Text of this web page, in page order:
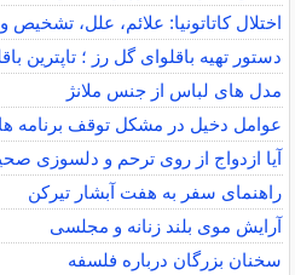
اختلال کاتاتونیا: علائم، علل، تشخیص
دستور تهیه باقلوای گل رز ؛ تاپترین
مدل های لباس از جنس ملانژ
عوامل دخیل در مشکل توقف برنامه ها
آیا ازدواج از روی ترحم و دلسوزی
راهنمای سفر به هفت آبشار تیرکن
آرایش موی بلند زنانه و مجلسی
سخنان بزرگان درباره فلسفه